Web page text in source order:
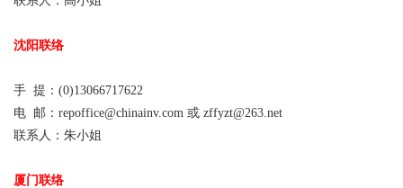
沈阳联络
手 提：(0)13066717622
电 邮：repoffice@chinainv.com 或 zffyzt@263.net
联系人：朱小姐
厦门联络